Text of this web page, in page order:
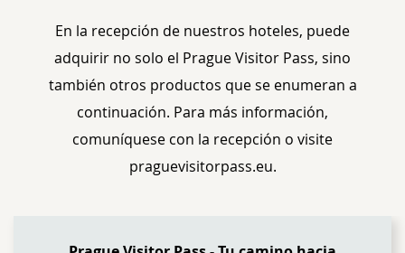
En la recepción de nuestros hoteles, puede
adquirir no solo el Prague Visitor Pass, sino
también otros productos que se enumeran a
continuación. Para más información,
comuníquese con la recepción o visite
praguevisitorpass.eu.